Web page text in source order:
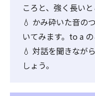
ころと、強く長いと
💧 かみ砕いた音の
いてみます。to a の
💧 対話を聞きなが
しょう。